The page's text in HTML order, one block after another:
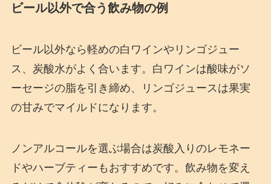
ビール以外で合う飲み物の例
ビール以外なら軽めの白ワインやリンゴジュー
ス、炭酸水がよく合います。白ワインは酸味がソ
ーセージの脂を引き締め、リンゴジュースは果実
の甘みでマイルドになります。
ノンアルコールを選ぶ場合は炭酸入りのレモネー
ドやハーブティーもおすすめです。飲み物を変え